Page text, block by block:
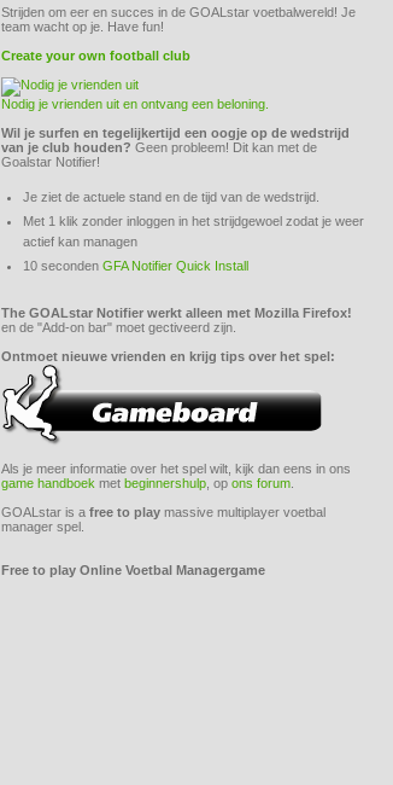
Strijden om eer en succes in de GOALstar voetbalwereld! Je
team wacht op je. Have fun!
Create your own football club
Nodig je vrienden uit en ontvang een beloning.
Wil je surfen en tegelijkertijd een oogje op de wedstrijd
van je club houden? Geen probleem! Dit kan met de
Goalstar Notifier!
Je ziet de actuele stand en de tijd van de wedstrijd.
Met 1 klik zonder inloggen in het strijdgewoel zodat je weer
actief kan managen
10 seconden GFA Notifier Quick Install
The GOALstar Notifier werkt alleen met Mozilla Firefox!
en de "Add-on bar" moet gectiveerd zijn.
Ontmoet nieuwe vrienden en krijg tips over het spel:
Als je meer informatie over het spel wilt, kijk dan eens in ons
game handboek met beginnershulp , op ons forum
GOALstar is a free to play massive multiplayer voetbal
manager spel.
Free to play Online Voetbal Managergame